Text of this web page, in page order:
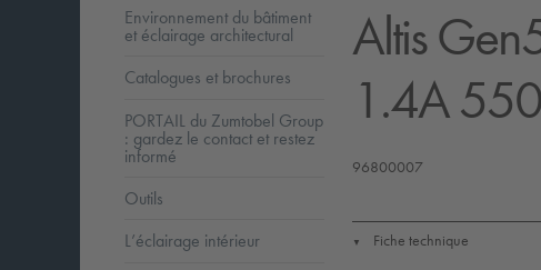
Altis
1.4A
96800007
▼ Fiche technique
Environnement du bâtiment
et éclairage architectural
Catalogues et brochures
PORTAIL du Zumtobel Group
: gardez le contact et restez
informé
Outils
L’éclairage intérieur